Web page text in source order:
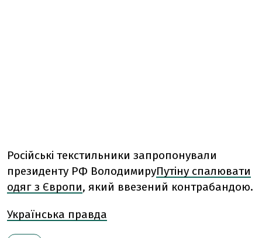
Російські текстильники запропонували
президенту РФ ВолодимируПутіну спалювати
одяг з Європи, який ввезений контрабандою.
Українська правда